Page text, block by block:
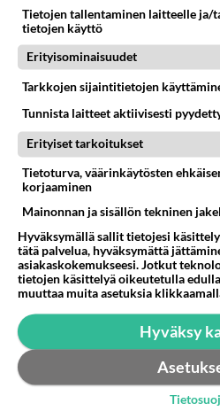
sillä mielellä että olisi
En tarkoit...
10.05.2017 14:13
Tietojen tallentaminen laitteelle ja/
tietojen käyttö
Erityisominaisuudet
Tarkkojen sijaintitietojen
Tunnista laitteet aktiivisesti
Erityiset tarkoitukset
Tietoturva, väärinkäytösten
korjaaminen
Mainonnan ja sisällön tekninen
Hyväksymällä sallit tietojesi
tätä palvelua, hyväksymättä
asiakaskokemukseesi. Jotkut
tietojen käsittelyä oikeutetulla
muuttaa muita asetuksia
Hyväksy